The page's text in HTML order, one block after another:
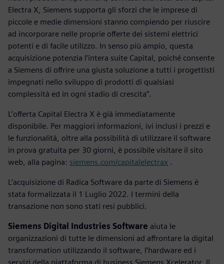
Electra X, Siemens supporta gli sforzi che le imprese di
piccole e medie dimensioni stanno compiendo per riuscire
ad incorporare nelle proprie offerte dei sistemi elettrici
potenti e di facile utilizzo. In senso più ampio, questa
acquisizione potenzia l’intera suite Capital, poiché consente
a Siemens di offrire una giusta soluzione a tutti i progettisti
impegnati nello sviluppo di prodotti di qualsiasi
complessità ed in ogni stadio di crescita”.
L’offerta Capital Electra X è già immediatamente
disponibile. Per maggiori informazioni, ivi inclusi i prezzi e
le funzionalità, oltre alla possibilità di utilizzare il software
in prova gratuita per 30 giorni, è possibile visitare il sito
web, alla pagina: siemens.com/capitalelectrax .
L’acquisizione di Radica Software da parte di Siemens è
stata formalizzata il 1 Luglio 2022. I termini della
transazione non sono stati resi pubblici.
Siemens Digital Industries Software aiuta le
organizzazioni di tutte le dimensioni ad affrontare la digital
transformation utilizzando il software, l’hardware ed i
servizi della piattaforma di business Siemens Xcelerator. Il